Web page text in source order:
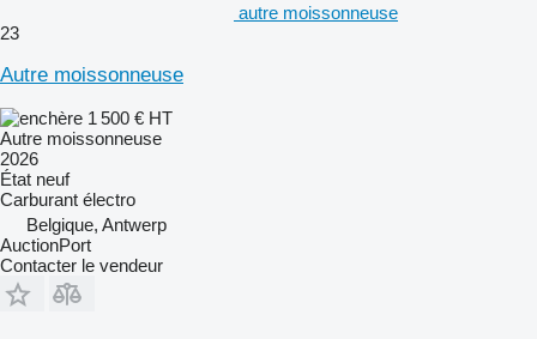
autre moissonneuse
23
Autre moissonneuse
1 500 € HT
Autre moissonneuse
2026
État neuf
Carburant électro
Belgique, Antwerp
AuctionPort
Contacter le vendeur